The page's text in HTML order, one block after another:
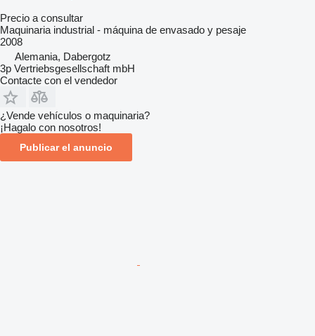
Precio a consultar
Maquinaria industrial - máquina de envasado y pesaje
2008
Alemania, Dabergotz
3p Vertriebsgesellschaft mbH
Contacte con el vendedor
¿Vende vehículos o maquinaria?
¡Hagalo con nosotros!
Publicar el anuncio